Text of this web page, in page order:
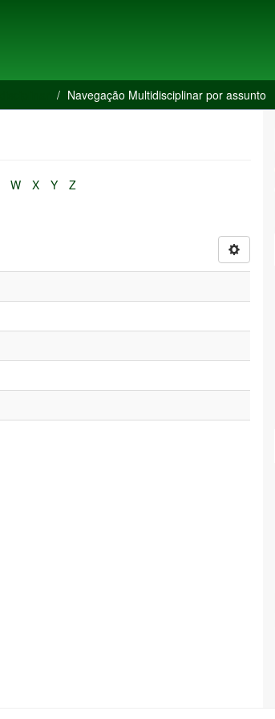
Navegação Multidisciplinar por assunto
W X Y
Z